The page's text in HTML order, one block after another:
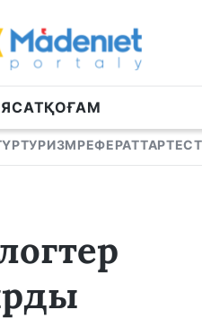
ҚОҒАМ
ТУРИЗМРЕФЕРАТТАР